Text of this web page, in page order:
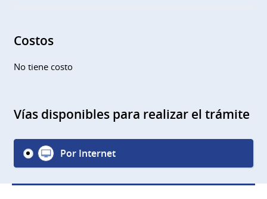
Costos
No tiene costo
Vías disponibles para realizar el trámite
Por Internet